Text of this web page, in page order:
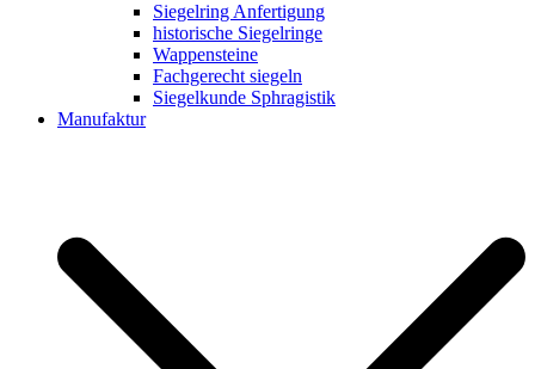
Siegelring Anfertigung
historische Siegelringe
Wappensteine
Fachgerecht siegeln
Siegelkunde Sphragistik
Manufaktur